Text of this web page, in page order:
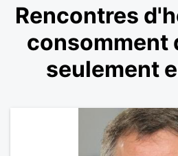
Rencontres
consomment
seulement